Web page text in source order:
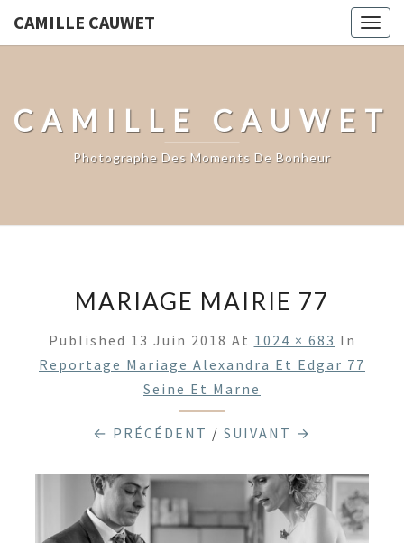
CAMILLE CAUWET
CAMILLE CAUWET
Photographe Des Moments De Bonheur
MARIAGE MAIRIE 77
Published 13 Juin 2018 At 1024 × 683 In
Reportage Mariage Alexandra Et Edgar 77
Seine Et Marne
← PRÉCÉDENT / SUIVANT →